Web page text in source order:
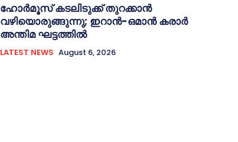
ഹോർമൂസ് കടലിടുക്ക് തുറക്കാൻ
വഴിയൊരുങ്ങുന്നു; ഇറാൻ-ഒമാൻ കരാർ
അന്തിമ ഘട്ടത്തിൽ
LATEST NEWS August 6, 2026